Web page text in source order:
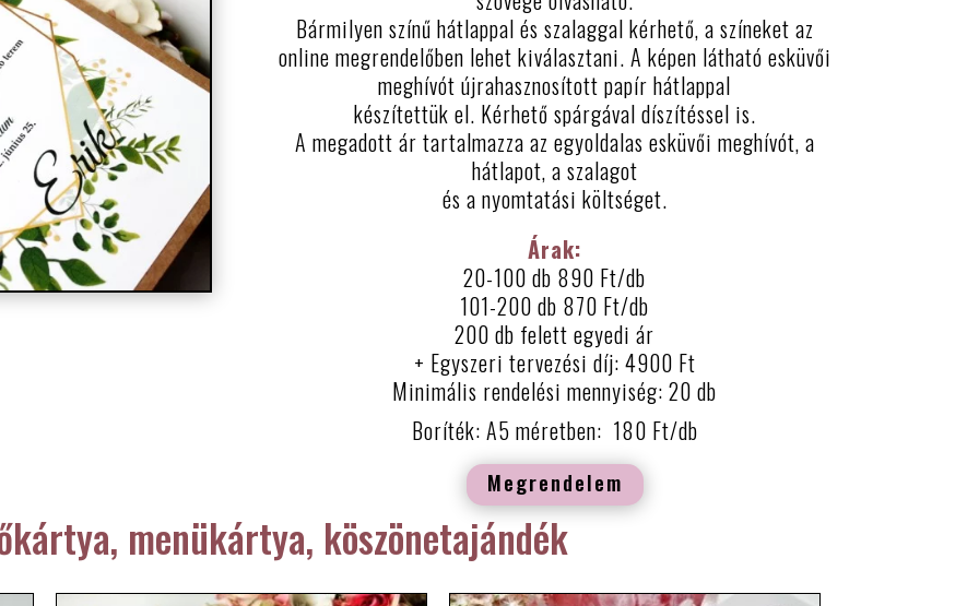
Bármilyen színű hátlappal és szalaggal kérhető, a színeket az
online megrendelőben lehet kiválasztani. A képen látható esküvői
meghívót újrahasznosított papír hátlappal
készítettük el. Kérhető spárgával díszítéssel is.
A megadott ár tartalmazza az egyoldalas esküvői meghívót, a
hátlapot, a szalagot
és a nyomtatási költséget.
Árak:
20-100 db 890 Ft/db
101-200 db 870 Ft/db
200 db felett egyedi ár
+ Egyszeri tervezési díj: 4900 Ft
Minimális rendelési mennyiség: 20 db
Boríték: A5 méretben: 180 Ft/db
Megrendelem
menükártya, köszönetajándék